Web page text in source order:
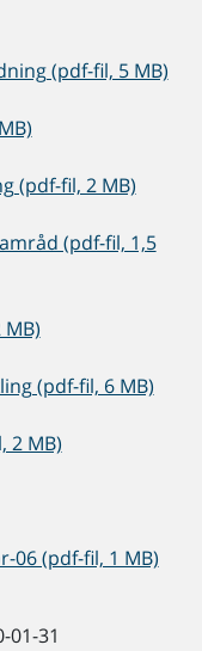
(pdf-fil, 5 MB)
(pdf-fil, 2 MB)
(pdf-fil, 1,5
(pdf-fil, 6 MB)
2 MB)
06 (pdf-fil, 1 MB)
31